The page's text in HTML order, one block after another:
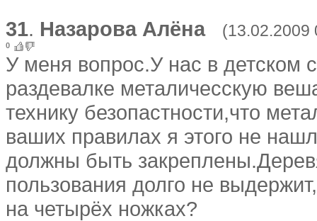
31. Назарова Алёна (13.02.2009
0
У меня вопрос.У нас в детском
раздевалке металичесскую
технику безопастности,что
ваших правилах я этого не
должны быть
пользования долго не
на четырёх ножках?